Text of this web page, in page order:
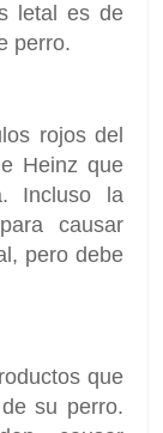
letal es de
perro.
rojos del
Heinz que
Incluso la
causar
pero debe
que
su perro.